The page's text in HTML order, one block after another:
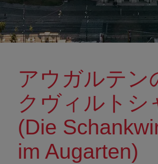
アウガルテン
クヴィルトシ
(Die
im Augarten)